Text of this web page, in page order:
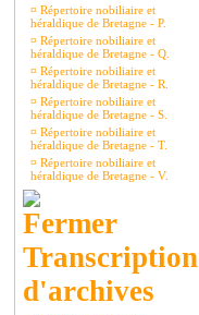
¤ Répertoire nobiliaire et
héraldique de Bretagne - P.
¤ Répertoire nobiliaire et
héraldique de Bretagne - Q.
¤ Répertoire nobiliaire et
héraldique de Bretagne - R.
¤ Répertoire nobiliaire et
héraldique de Bretagne - S.
¤ Répertoire nobiliaire et
héraldique de Bretagne - T.
¤ Répertoire nobiliaire et
héraldique de Bretagne - V.
Transcription
d'archives